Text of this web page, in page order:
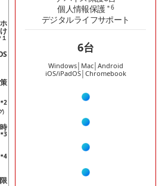
2
3
4
個人情報保護＊6
デジタルライフサポート
6台
Windows│Mac│Android
iOS/iPadOS│Chromebook